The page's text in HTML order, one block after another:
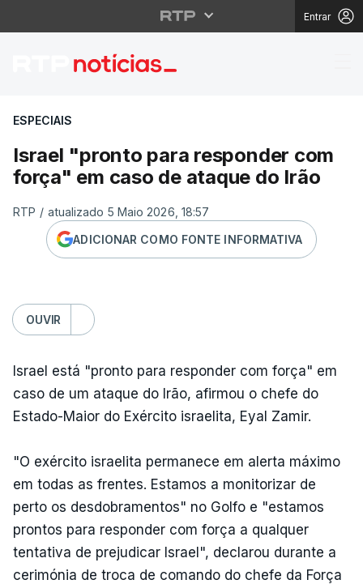
Entrar
Israel "pronto para
ESPECIAIS
Israel "pronto para responder com
força" em caso de ataque do Irão
RTP / atualizado 5 Maio 2026, 18:57
ADICIONAR COMO FONTE INFORMATIVA
OUVIR
Israel está "pronto para responder com força" em
caso de um ataque do Irão, afirmou o chefe do
Estado-Maior do Exército israelita, Eyal Zamir.
"O exército israelita permanece em alerta máximo
em todas as frentes. Estamos a monitorizar de
perto os desdobramentos" no Golfo e "estamos
prontos para responder com força a qualquer
tentativa de prejudicar Israel", declarou durante a
cerimónia de troca de comando do chefe da Força